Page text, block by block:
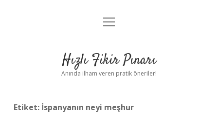
Anasayfa
Yasal Uyarı
menüyü
Hızlı Fikir Pınarı
Anında ilham veren pratik öneriler!
Etiket: İspanyanın neyi meşhur